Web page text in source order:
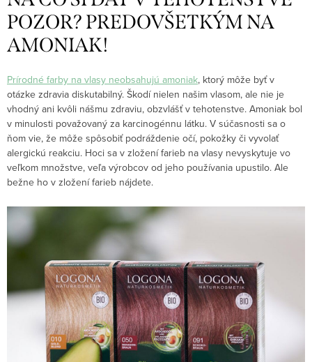
POZOR? PREDOVŠETKÝM NA
AMONIAK!
Prírodné farby na vlasy neobsahujú amoniak, ktorý môže byť v
otázke zdravia diskutabilný. Škodí nielen našim vlasom, ale nie je
vhodný ani kvôli nášmu zdraviu, obzvlášť v tehotenstve. Amoniak bol
v minulosti považovaný za karcinogénnu látku. V súčasnosti sa o
ňom vie, že môže spôsobiť podráždenie očí, pokožky či vyvolať
alergickú reakciu. Hoci sa v zložení farieb na vlasy nevyskytuje vo
veľkom množstve, veľa výrobcov od jeho používania upustilo. Ale
bežne ho v zložení farieb nájdete.